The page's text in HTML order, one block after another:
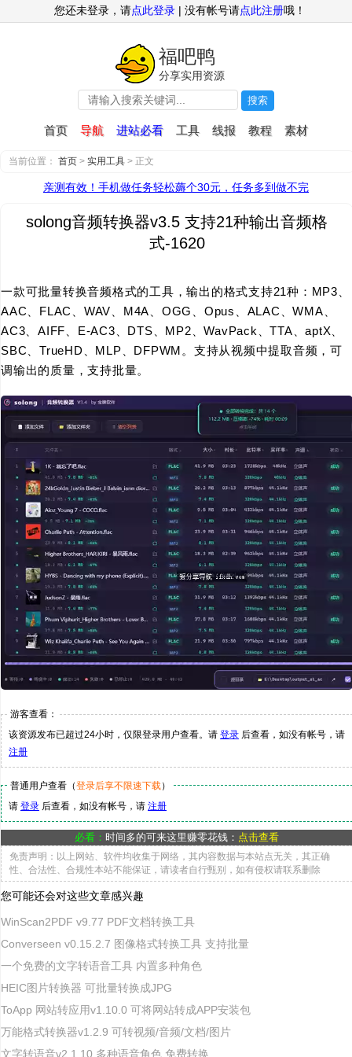
福吧鸭
分享实用资源
搜索
首页 导航 进站必看 工具 线报 教程 素材
您还未登录，请点此登录 | 没有帐号请点此注册哦！
当前位置： 首页 > 实用工具 > 正文
亲测有效！手机做任务轻松薅个30元，任务多到做不完
solong音频转换器v3.5 支持21种输出音频格
式-1620
一款可批量转换音频格式的工具，输出的格式支持21种：MP3、
AAC、FLAC、WAV、M4A、OGG、Opus、ALAC、WMA、
AC3、AIFF、E-AC3、DTS、MP2、WavPack、TTA、aptX、
SBC、TrueHD、MLP、DFPWM。支持从视频中提取音频，可
调输出的质量，支持批量。
游客查看：
该资源发布已超过24小时，仅限登录用户查看。请 登录 后查看，如没有帐号，请
注册
普通用户查看（登录后享不限速下载）
请 登录 后查看，如没有帐号，请 注册
必看： 时间多的可来这里赚零花钱： 点击查看
免责声明：以上网站、软件均收集于网络，其内容数据与本站点无关，其正确
性、合法性、合规性本站不能保证，请读者自行甄别，如有侵权请联系删除
您可能还会对这些文章感兴趣
WinScan2PDF v9.77 PDF文档转换工具
Converseen v0.15.2.7 图像格式转换工具 支持批量
一个免费的文字转语音工具 内置多种角色
HEIC图片转换器 可批量转换成JPG
ToApp 网站转应用v1.10.0 可将网站转成APP安装包
万能格式转换器v1.2.9 可转视频/音频/文档/图片
文字转语音v2.1.10 多种语音角色 免费转换